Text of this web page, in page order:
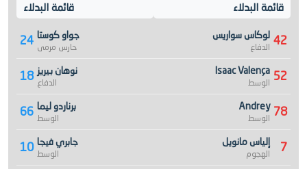
قائمة البدلاء
24 جواو كوستا
حارس مرمى
18 نوهان بيريز
الدفاع
66 برناردو ليما
الوسط
10 جابري فيجا
الوسط
قائمة البدلاء
42 لوكاس سواريس
الدفاع
52
Isaac Valença
الوسط
78
Andrey
الوسط
7 إلياس مانويل
الهجوم